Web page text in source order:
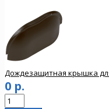
Дождезащитная крышка
0 р.